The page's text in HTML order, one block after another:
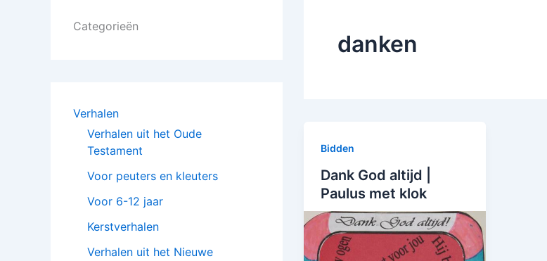
Categorieën
Verhalen
Verhalen uit het Oude
Testament
Voor peuters en kleuters
Voor 6-12 jaar
Kerstverhalen
Verhalen uit het Nieuwe
danken
Bidden
Dank God altijd |
Paulus met klok